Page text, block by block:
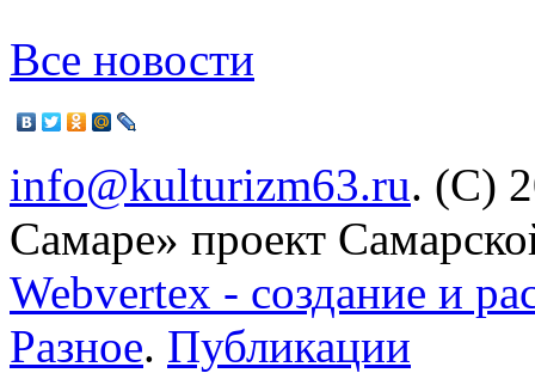
Все новости
info@kulturizm63.ru. (C)
Самаре» проект
Webvertex - создание и
Разное. Публикации